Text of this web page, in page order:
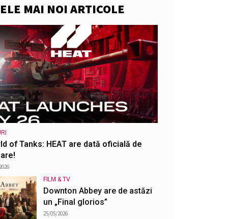
MAI NOI ARTICOLE
of Tanks: HEAT are dată oficială de
FILM & TV
Downton Abbey are de astăzi
un „Final glorios”
25/05/2026